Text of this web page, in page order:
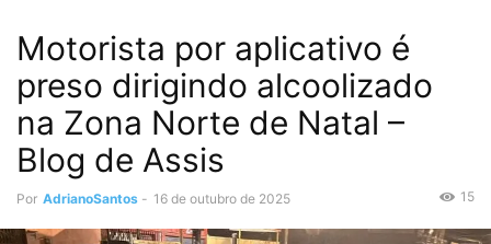
Motorista por aplicativo é
preso dirigindo alcoolizado
na Zona Norte de Natal –
Blog de Assis
Por AdrianoSantos - 16 de outubro de 2025 15